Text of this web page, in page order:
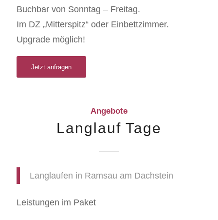
Buchbar von Sonntag – Freitag.
Im DZ „Mitterspitz“ oder Einbettzimmer.
Upgrade möglich!
Jetzt anfragen
Angebote
Langlauf Tage
Langlaufen in Ramsau am Dachstein
Leistungen im Paket